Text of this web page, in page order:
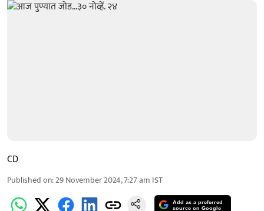
CD
Published on:29 November 2024, 7:27 am IST
Add as a preferred
source on Google